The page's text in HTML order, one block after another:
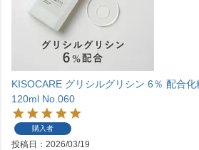
KISOCARE グリシルグリシン 6％ 配合
120ml No.060
購入者
投稿日 2026/03/19